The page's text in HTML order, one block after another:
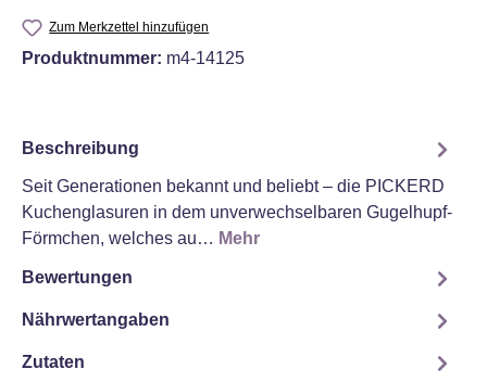
Zum Merkzettel hinzufügen
Produktnummer: m4-14125
Beschreibung
Seit Generationen bekannt und beliebt – die PICKERD
Kuchenglasuren in dem unverwechselbaren Gugelhupf-
Förmchen, welches au… Mehr
Bewertungen
Nährwertangaben
Zutaten